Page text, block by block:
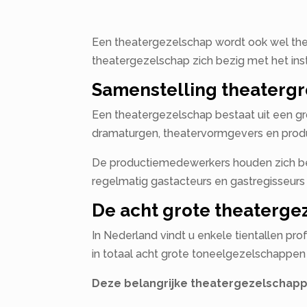
Een theatergezelschap wordt ook wel
theatergezelschap zich bezig met het
Samenstelling
Een theatergezelschap bestaat uit een
dramaturgen, theatervormgevers en
De productiemedewerkers houden zich
regelmatig gastacteurs en
De acht grote
In Nederland vindt u enkele tientallen
in totaal acht grote
Deze belangrijke